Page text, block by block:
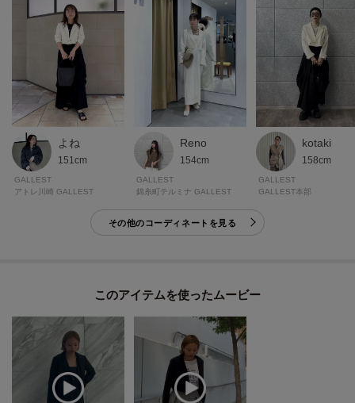
よね
151cm
GALLEST
アトレ川崎 GALLEST
Reno
154cm
GALLEST
錦糸町テルミナ GALLEST
kotaki
158cm
GALLEST
GALLEST本部
その他のコーディネートを見る
このアイテムを使ったムービー